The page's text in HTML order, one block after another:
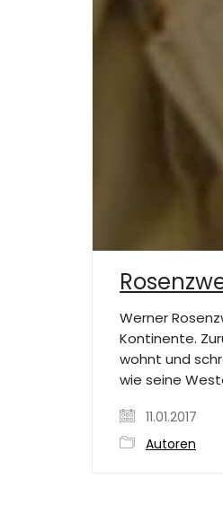
Werner
Kontinente.
wohnt und
wie seine
11.01.2017
Autoren